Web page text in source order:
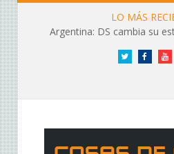
LO MÁS
Argentina: DS cambia su
Twitter Facebook